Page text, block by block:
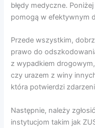
błędy medyczne.
pomogą w efektywnym
Przede wszystkim,
prawo do
z wypadkiem
czy urazem z winy
która potwierdzi
Następnie, należy
instytucjom takim jak